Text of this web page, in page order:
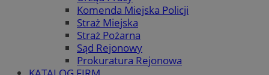
Komenda Miejska Policji
Straż Miejska
Straż Pożarna
Sąd Rejonowy
Prokuratura Rejonowa